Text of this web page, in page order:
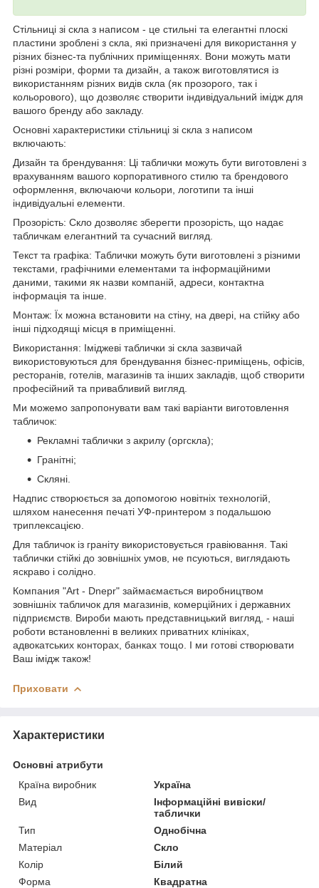
Стільниці зі скла з написом - це стильні та елегантні плоскі
пластини зроблені з скла, які призначені для використання у
різних бізнес-та публічних приміщеннях. Вони можуть мати
різні розміри, форми та дизайн, а також виготовлятися із
використанням різних видів скла (як прозорого, так і
кольорового), що дозволяє створити індивідуальний імідж для
вашого бренду або закладу.
Основні характеристики стільниці зі скла з написом
включають:
Дизайн та брендування: Ці таблички можуть бути виготовлені з
врахуванням вашого корпоративного стилю та брендового
оформлення, включаючи кольори, логотипи та інші
індивідуальні елементи.
Прозорість: Скло дозволяє зберегти прозорість, що надає
табличкам елегантний та сучасний вигляд.
Текст та графіка: Таблички можуть бути виготовлені з різними
текстами, графічними елементами та інформаційними
даними, такими як назви компаній, адреси, контактна
інформація та інше.
Монтаж: Їх можна встановити на стіну, на двері, на стійку або
інші підходящі місця в приміщенні.
Використання: Іміджеві таблички зі скла зазвичай
використовуються для брендування бізнес-приміщень, офісів,
ресторанів, готелів, магазинів та інших закладів, щоб створити
професійний та привабливий вигляд.
Ми можемо запропонувати вам такі варіанти виготовлення
табличок:
Рекламні таблички з акрилу (оргскла);
Гранітні;
Скляні.
Надпис створюється за допомогою новітніх технологій,
шляхом нанесення печаті УФ-принтером з подальшою
триплексацією.
Для табличок із граніту використовується гравіювання. Такі
таблички стійкі до зовнішніх умов, не псуються, виглядають
яскраво і солідно.
Компания "Art - Dnepr" займаємається виробництвом
зовнішніх табличок для магазинів, комерційних і державних
підприємств. Вироби мають представницький вигляд, - наші
роботи встановленні в великих приватних клініках,
адвокатських конторах, банках тощо. І ми готові створювати
Ваш імідж також!
Приховати
Характеристики
Основні атрибути
Країна виробник
Україна
Вид
Інформаційні вивіски/
таблички
Тип
Однобічна
Матеріал
Скло
Колір
Білий
Форма
Квадратна